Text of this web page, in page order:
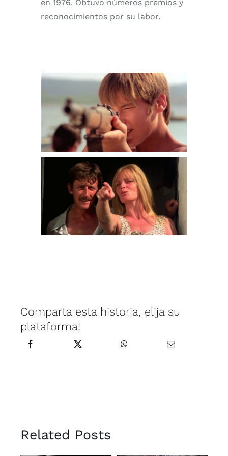
en 1976. Obtuvo números premios y
reconocimientos por su labor.
Comparta esta historia, elija su
plataforma!
Related Posts